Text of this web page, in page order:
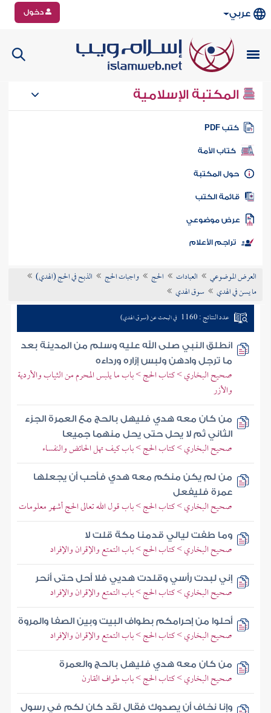
عربي دخول
المكتبة الإسلامية
كتب PDF
كتاب الأمة
المكتبة
الكتب
موضوعي
تراجم الأعلام
العرض الموضوعي العبادات الحج واجبات الحج
الذبح في الحج (الهدي)
ما يسن في الهدي
سوق الهدي
عدد النتائج : 1160 في البحث عن (سوق الهدي)
انطلق النبي صلى الله عليه وسلم من المدينة بعد
ما ترجل وادهن ولبس إزاره ورداءه
صحيح البخاري > كتاب الحج > باب ما يلبس المحرم من الثياب والأردية
والأزر
من كان معه هدي فليهل بالحج مع العمرة الجزء
الثاني ثم لا يحل حتى يحل منهما جميعا
صحيح البخاري > كتاب الحج > باب كيف تهل الحائض والنفساء
من لم يكن منكم معه هدي فأحب أن يجعلها
عمرة فليفعل
صحيح البخاري > كتاب الحج > باب قول الله تعالى الحج أشهر معلومات
وما طفت ليالي قدمنا مكة قلت لا
صحيح البخاري > كتاب الحج > باب التمتع والإقران والإفراد
إني لبدت رأسي وقلدت هديي فلا أحل حتى أنحر
صحيح البخاري > كتاب الحج > باب التمتع والإقران والإفراد
أحلوا من إحرامكم بطواف البيت وبين الصفا والمروة
صحيح البخاري > كتاب الحج > باب التمتع والإقران والإفراد
من كان معه هدي فليهل بالحج والعمرة
صحيح البخاري > كتاب الحج > باب طواف القارن
وإنا نخاف أن يصدوك فقال لقد كان لكم في رسول